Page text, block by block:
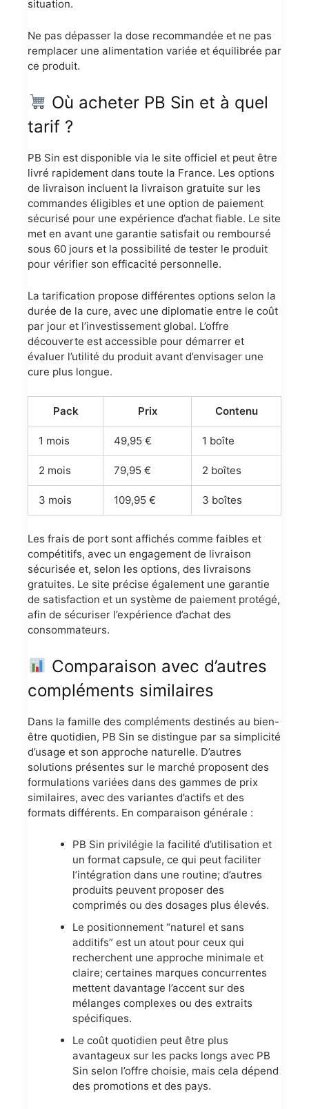
situation.
Ne pas dépasser la dose recommandée et ne pas
remplacer une alimentation variée et équilibrée par
ce produit.
Où acheter PB Sin et à quel
tarif ?
PB Sin est disponible via le site officiel et peut être
livré rapidement dans toute la France. Les options
de livraison incluent la livraison gratuite sur les
commandes éligibles et une option de paiement
sécurisé pour une expérience d’achat fiable. Le site
met en avant une garantie satisfait ou remboursé
sous 60 jours et la possibilité de tester le produit
pour vérifier son efficacité personnelle.
La tarification propose différentes options selon la
durée de la cure, avec une diplomatie entre le coût
par jour et l’investissement global. L’offre
découverte est accessible pour démarrer et
évaluer l’utilité du produit avant d’envisager une
cure plus longue.
Pack Prix Contenu
1 mois 49,95 € 1 boîte
2 mois 79,95 € 2 boîtes
3 mois 109,95 € 3 boîtes
Les frais de port sont affichés comme faibles et
compétitifs, avec un engagement de livraison
sécurisée et, selon les options, des livraisons
gratuites. Le site précise également une garantie
de satisfaction et un système de paiement protégé,
afin de sécuriser l’expérience d’achat des
consommateurs.
Comparaison avec d’autres
compléments similaires
Dans la famille des compléments destinés au bien-
être quotidien, PB Sin se distingue par sa simplicité
d’usage et son approche naturelle. D’autres
solutions présentes sur le marché proposent des
formulations variées dans des gammes de prix
similaires, avec des variantes d’actifs et des
formats différents. En comparaison générale :
PB Sin privilégie la facilité d’utilisation et
un format capsule, ce qui peut faciliter
l’intégration dans une routine; d’autres
produits peuvent proposer des
comprimés ou des dosages plus élevés.
Le positionnement “naturel et sans
additifs” est un atout pour ceux qui
recherchent une approche minimale et
claire; certaines marques concurrentes
mettent davantage l’accent sur des
mélanges complexes ou des extraits
spécifiques.
Le coût quotidien peut être plus
avantageux sur les packs longs avec PB
Sin selon l’offre choisie, mais cela dépend
des promotions et des pays.